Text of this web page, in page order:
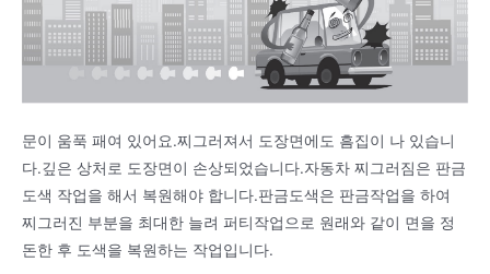
문이 움푹 패여 있어요.찌그러져서 도장면에도 흠집이 나 있습니
다.깊은 상처로 도장면이 손상되었습니다.자동차 찌그러짐은 판금
도색 작업을 해서 복원해야 합니다.판금도색은 판금작업을 하여
찌그러진 부분을 최대한 늘려 퍼티작업으로 원래와 같이 면을 정
돈한 후 도색을 복원하는 작업입니다.